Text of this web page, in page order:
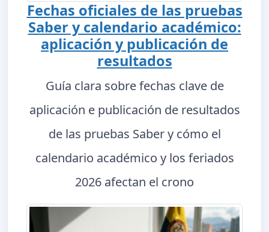
Fechas oficiales de las pruebas
Saber y calendario académico:
aplicación y publicación de
resultados
Guía clara sobre fechas clave de
aplicación e publicación de resultados
de las pruebas Saber y cómo el
calendario académico y los feriados
2026 afectan el crono